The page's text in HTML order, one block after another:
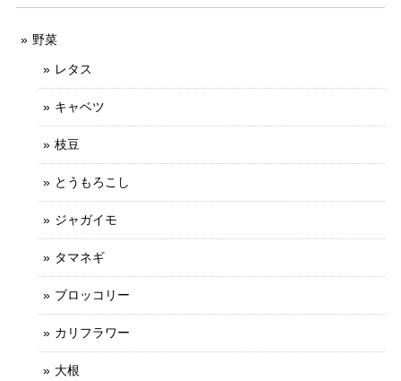
野菜
レタス
キャベツ
枝豆
とうもろこし
ジャガイモ
タマネギ
ブロッコリー
カリフラワー
大根